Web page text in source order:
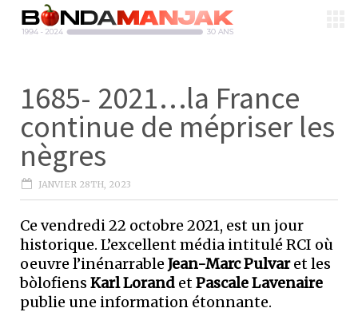
1685- 2021…la France
continue de mépriser les
nègres
JANVIER 28TH, 2023
Ce vendredi 22 octobre 2021, est un jour
historique. L’excellent média intitulé RCI où
oeuvre l’inénarrable Jean-Marc Pulvaret les
bòlofiens Karl Lorand etPascale Lavenaire
publie une information étonnante.